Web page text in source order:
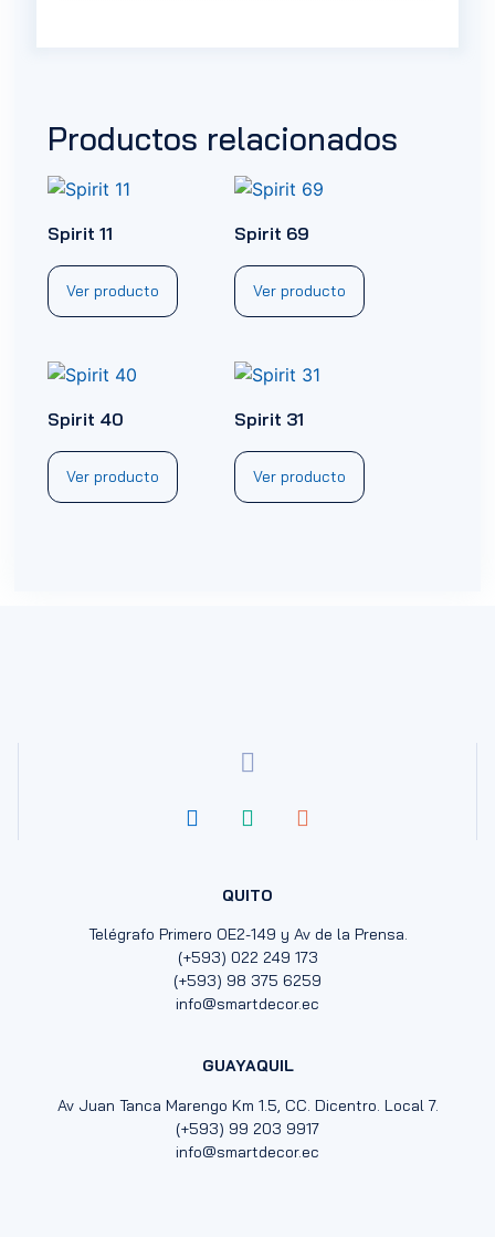
Productos relacionados
Spirit 11
Ver producto
Spirit 69
Ver producto
Spirit 40
Ver producto
Spirit 31
Ver producto
QUITO
Telégrafo Primero OE2-149 y Av de la Prensa.
(+593) 022 249 173
(+593) 98 375 6259
info@smartdecor.ec
GUAYAQUIL
Av Juan Tanca Marengo Km 1.5, CC. Dicentro. Local 7.
(+593) 99 203 9917
info@smartdecor.ec